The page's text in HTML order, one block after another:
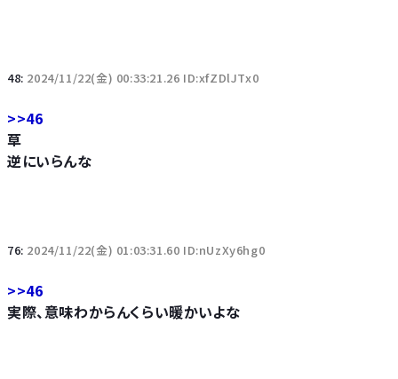
48: 2024/11/22(金) 00:33:21.26 ID:xfZDlJTx0
>>46
草
逆にいらんな
76: 2024/11/22(金) 01:03:31.60 ID:nUzXy6hg0
>>46
実際、意味わからんくらい暖かいよな